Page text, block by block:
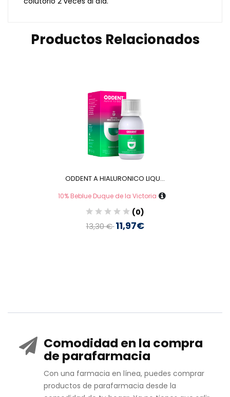
Productos Relacionados
ODDENT A HIALURONICO LIQU...
10% Beblue Duque de la Victoria
(0)
13,30 €11,97€
Comodidad en la compra
de parafarmacia
Con una farmacia en línea, puedes comprar
productos de parafarmacia desde la